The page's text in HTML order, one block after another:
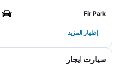
Fir Park
إظهار المزيد
سيارت ايجار